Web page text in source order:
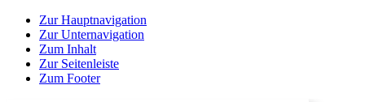
Zur Hauptnavigation
Zur Unternavigation
Zum Inhalt
Zur Seitenleiste
Zum Footer